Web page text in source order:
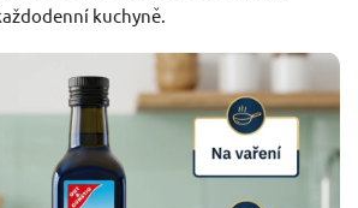
kuchyně.